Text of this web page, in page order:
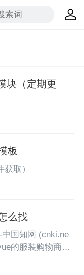
块（定期更
板
获取）
么找
中国知网 (cnki.ne
的服装购物商城
献，搜索技术关